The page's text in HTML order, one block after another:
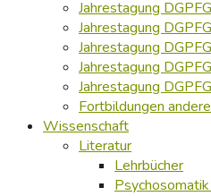
Jahrestagung
Jahrestagung
Jahrestagung
Jahrestagung
Jahrestagung
Fortbildungen
Wissenschaft
Literatur
Lehrbücher